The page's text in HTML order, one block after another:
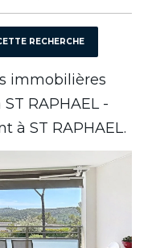
immobilières
RAPHAEL -
à ST RAPHAEL.